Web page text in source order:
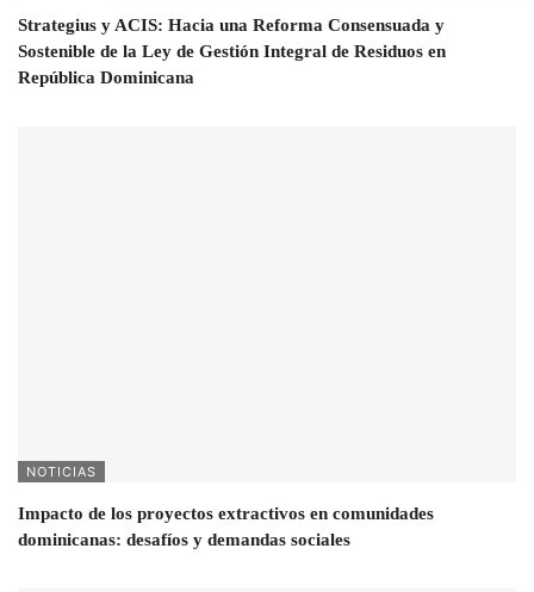
Strategius y ACIS: Hacia una Reforma Consensuada y
Sostenible de la Ley de Gestión Integral de Residuos en
República Dominicana
NOTICIAS
Impacto de los proyectos extractivos en comunidades
dominicanas: desafíos y demandas sociales